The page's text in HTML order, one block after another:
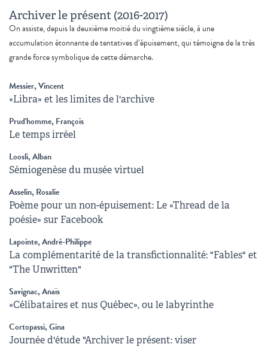
Archiver le présent (2016-2017)
On assiste, depuis la deuxième moitié du vingtième siècle, à une
accumulation étonnante de tentatives d’épuisement, qui témoigne de la très
grande force symbolique de cette démarche.
Messier, Vincent
«Libra» et les limites de l'archive
Prud'homme, François
Le temps irréel
Loosli, Alban
Sémiogenèse du musée virtuel
Asselin, Rosalie
Poème pour un non-épuisement: Le «Thread de la
poésie» sur Facebook
Lapointe, André-Philippe
La complémentarité de la transfictionnalité: "Fables" et
"The Unwritten"
Savignac, Anaïs
«Célibataires et nus Québec», ou le labyrinthe
Cortopassi, Gina
Journée d'étude "Archiver le présent: viser